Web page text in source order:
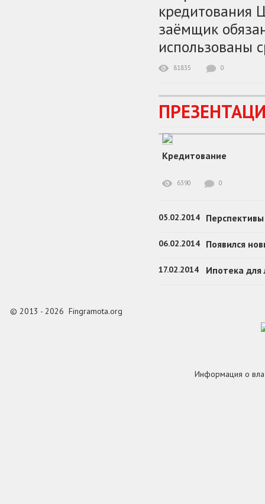
кредитования
заёмщик
использованы
81835 0
Кредитование
6390 0
05.02.2014
06.02.2014 Появился
17.02.2014 Ипотека
© 2013 - 2026 Fingramota.org
Информация о